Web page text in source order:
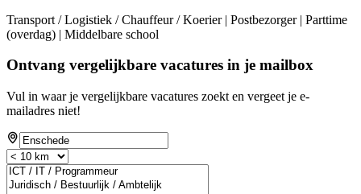
Transport / Logistiek / Chauffeur / Koerier | Postbezorger | Parttime
(overdag) | Middelbare school
Ontvang vergelijkbare vacatures in je mailbox
Vul in waar je vergelijkbare vacatures zoekt en vergeet je e-
mailadres niet!